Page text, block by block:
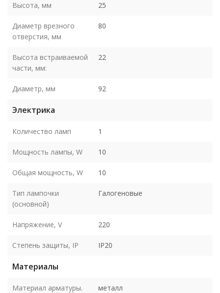
Высота, мм 25
Диаметр врезного
отверстия, мм
80
Высота встраиваемой
части, мм:
22
Диаметр, мм 92
Электрика
Количество ламп 1
Мощность лампы, W 10
Общая мощность, W 10
Тип лампочки
(основной)
Галогеновые
Напряжение, V 220
Степень защиты, IP IP20
Материалы
Материал арматуры. металл